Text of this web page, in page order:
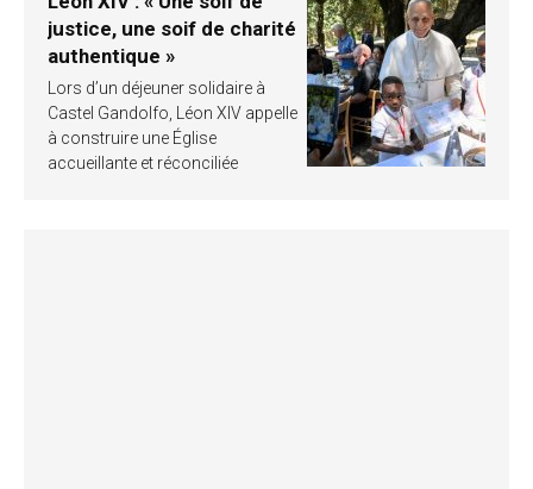
justice, une soif de charité
authentique »
Lors d’un déjeuner solidaire à
Castel Gandolfo, Léon XIV appelle
à construire une Église
accueillante et réconciliée